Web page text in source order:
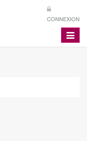
CONNEXION
Toggle